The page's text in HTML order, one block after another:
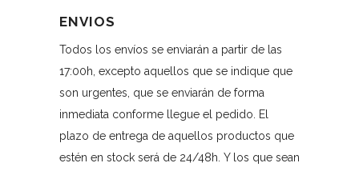
ENVIOS
Todos los envíos se enviarán a partir de las
17:00h, excepto aquellos que se indique que
son urgentes, que se enviarán de forma
inmediata conforme llegue el pedido. El
plazo de entrega de aquellos productos que
estén en stock será de 24/48h. Y los que sean